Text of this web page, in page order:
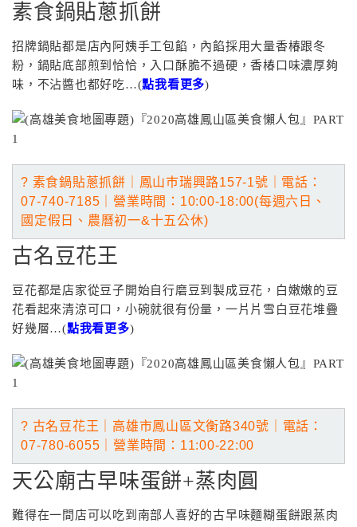
素食鍋貼蔥抓餅
招牌鍋貼都是店內阿姨手工包餡，內餡採用大量香椿跟冬
粉，鍋貼底部煎到恰恰，入口酥脆不過硬，香椿口味濃厚夠
味，不沾醬也都好吃…(點我看更多)
? 素食鍋貼蔥抓餅｜鳳山巿瑞興路157-1號｜電話 ：
07-740-7185｜營業 時間：10:00-18:00(每週六日、
國定假日、農曆初一&十五公休)
古名豆花王
豆花都是店家從豆子開始自行磨豆到製成豆花，白嫩嫩的豆
花看起來清涼可口，小碗就很有份量，一片片雪白豆花堆疊
好幾層…(點我看更多)
? 古名豆花王｜高雄市鳳山區文衡路340號｜電話 ：
07-780-6055 ｜營業 時間：11:00-22:00
天公廟古早味蛋餅+蒸肉圓
難得在一間店可以吃到南部人喜好的古早味麵糊蛋餅跟蒸肉